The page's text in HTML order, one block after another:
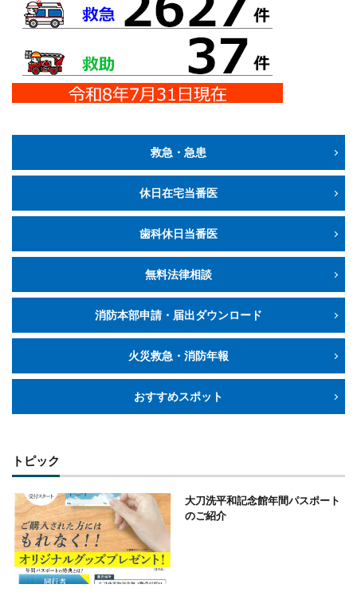
救急・急患
休日在宅当番医
歯科休日当番医
無料法律相談
消防本部申請・届出ダウンロード
火災救急・消防年報
おすすめスポット
トピック
大刀洗平和記念館年間パスポート
のご紹介